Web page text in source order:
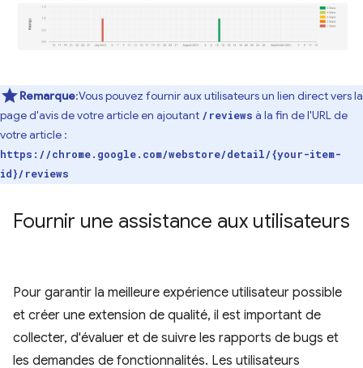
Remarque:Vous pouvez fournir aux utilisateurs un lien direct vers la
page d'avis de votre article en ajoutant /reviews à la fin de l'URL de
votre article :
https://chrome.google.com/webstore/detail/{your-item-
id}/reviews
Fournir une assistance aux utilisateurs
Pour garantir la meilleure expérience utilisateur possible
et créer une extension de qualité, il est important de
collecter, d'évaluer et de suivre les rapports de bugs et
les demandes de fonctionnalités. Les utilisateurs